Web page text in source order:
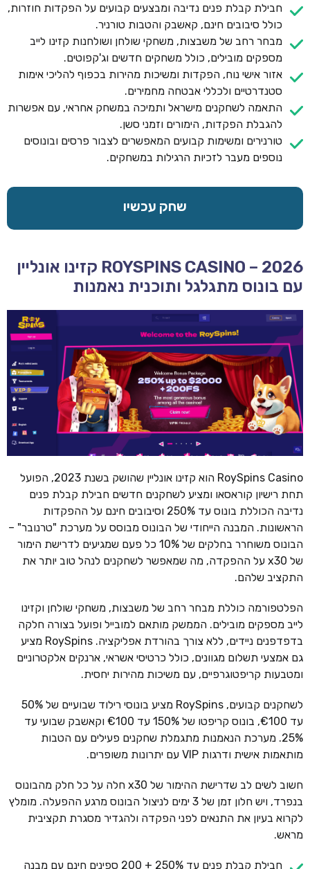
חבילת קבלת פנים נדיבה ומבצעים קבועים על הפקדות חוזרות,
כולל סיבובים חינם, קאשבק והטבות טורניר.
מבחר רחב של משבצות, משחקי שולחן ושולחנות קזינו לייב
מספקים מובילים, כולל משחקים חדשים וג'קפוטים.
אזור אישי נוח, הפקדות ומשיכות מהירות בכפוף להליכי אימות
סטנדרטיים ולכללי אבטחה מחמירים.
התאמה לשחקנים מישראל ותמיכה במשחק אחראי, עם אפשרות
להגבלת הפקדות, הימורים וזמני סשן.
טורנירים ומשימות קבועים המאפשרים לצבור פרסים ובונוסים
נוספים מעבר לזכיות הרגילות במשחקים.
שחק עכשיו
ROYSPINS CASINO – 2026 קזינו אונליין
עם בונוס מתגלגל ותוכנית נאמנות
RoySpins Casino הוא קזינו אונליין שהושק בשנת 2023, הפועל
תחת רישיון קוראסאו ומציע לשחקנים חדשים חבילת קבלת פנים
נדיבה הכוללת בונוס עד 250% וסיבובים חינם על ההפקדות
הראשונות. המבנה הייחודי של הבונוס מבוסס על מערכת "טרנובר" –
הבונוס משוחרר בחלקים של 10% כל פעם שמגיעים לדרישת הימור
של x30 על ההפקדה, מה שמאפשר לשחקנים לנהל טוב יותר את
התקציב שלהם.
הפלטפורמה כוללת מבחר רחב של משבצות, משחקי שולחן וקזינו
לייב מספקים מובילים. הממשק מותאם למובייל ופועל בצורה חלקה
בדפדפנים ניידים, ללא צורך בהורדת אפליקציה. RoySpins מציע
גם אמצעי תשלום מגוונים, כולל כרטיסי אשראי, ארנקים אלקטרוניים
ומטבעות קריפטוגרפיים, עם משיכות מהירות יחסית.
לשחקנים קבועים, RoySpins מציע בונוסי רילוד שבועיים של 50%
עד €100, בונוס קריפטו של 150% עד €100 וקאשבק שבועי עד
25%. מערכת הנאמנות מתגמלת שחקנים פעילים עם הטבות
מותאמות אישית ודרגות VIP עם יתרונות משופרים.
חשוב לשים לב שדרישת ההימור של x30 חלה על כל חלק מהבונוס
בנפרד, ויש חלון זמן של 3 ימים לניצול הבונוס מרגע ההפעלה. מומלץ
לקרוא בעיון את התנאים לפני הפקדה ולהגדיר מסגרת תקציבית
מראש.
חבילת קבלת פנים עד 250% + 200 ספינים חינם עם מבנה